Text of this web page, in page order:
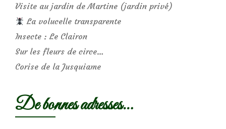
Visite au jardin de Martine (jardin privé)
La volucelle transparente
Insecte : Le Clairon
Sur les fleurs de circe…
Corise de la Jusquiame
De bonnes adresses…